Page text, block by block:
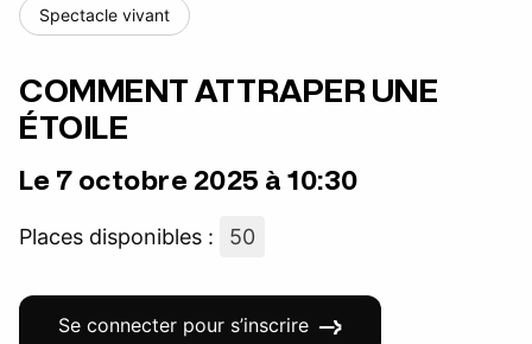
Spectacle vivant
COMMENT ATTRAPER UNE
ÉTOILE
Le 7 octobre 2025 à 10:30
Places disponibles : 50
Se connecter pour s’inscrire